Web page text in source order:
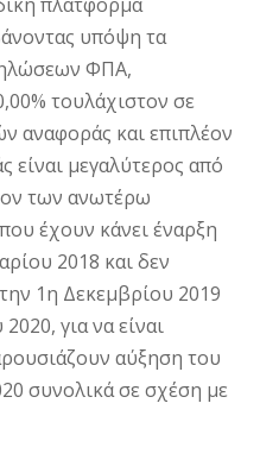
υπόψη τα
ΦΠΑ,
τουλάχιστον σε
αναφοράς και επιπλέον
είναι μεγαλύτερος από
των ανωτέρω
έχουν κάνει έναρξη
2018 και δεν
1η Δεκεμβρίου 2019
για να είναι
αύξηση του
συνολικά σε σχέση με